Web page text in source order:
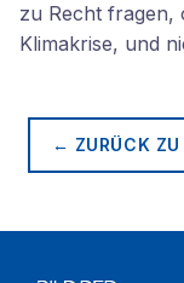
zu Recht fragen,
Klimakrise, und
← ZURÜCK